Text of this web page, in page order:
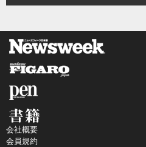
会社概要
会員規約